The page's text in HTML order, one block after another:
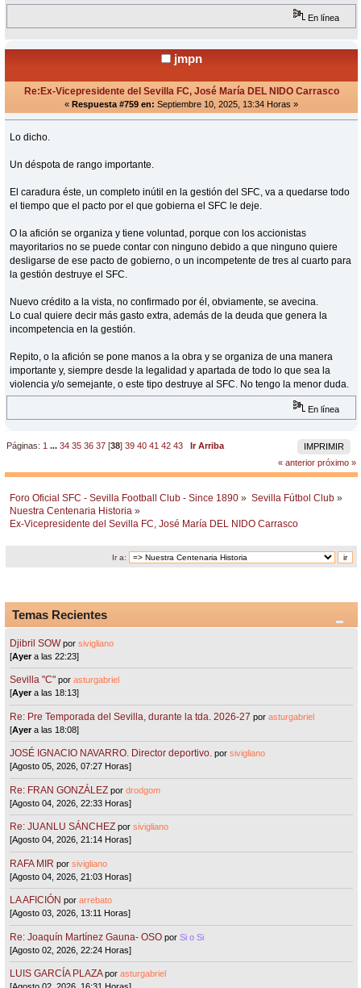
En línea
jmpn
Re:Ex-Vicepresidente del Sevilla FC, José María DEL NIDO Carrasco
« Respuesta #759 en: Septiembre 10, 2025, 13:34 Horas »
Lo dicho.
Un déspota de rango importante.
El caradura éste, un completo inútil en la gestión del SFC, va a quedarse todo
el tiempo que el pacto por el que gobierna el SFC le deje.
O la afición se organiza y tiene voluntad, porque con los accionistas
mayoritarios no se puede contar con ninguno debido a que ninguno quiere
desligarse de ese pacto de gobierno, o un incompetente de tres al cuarto para
la gestión destruye el SFC.
Nuevo crédito a la vista, no confirmado por él, obviamente, se avecina.
Lo cual quiere decir más gasto extra, además de la deuda que genera la
incompetencia en la gestión.
Repito, o la afición se pone manos a la obra y se organiza de una manera
importante y, siempre desde la legalidad y apartada de todo lo que sea la
violencia y/o semejante, o este tipo destruye al SFC. No tengo la menor duda.
En línea
IMPRIMIR
Páginas: 1 ...34 35 36 37 [38]39 40 41 42 43
Ir Arriba
« anterior próximo »
Foro Oficial SFC - Sevilla Football Club - Since 1890 » Sevilla Fútbol Club »
Nuestra Centenaria Historia »
Ex-Vicepresidente del Sevilla FC, José María DEL NIDO Carrasco
Ir a:
Temas Recientes
Djibril SOW porsivigliano
[Ayera las 22:23]
Sevilla "C"porasturgabriel
[Ayera las 18:13]
Re: Pre Temporada del Sevilla, durante la tda. 2026-27 porasturgabriel
[Ayera las 18:08]
JOSÉ IGNACIO NAVARRO. Director deportivo. porsivigliano
[Agosto 05, 2026, 07:27 Horas]
Re: FRAN GONZÁLEZ pordrodgom
[Agosto 04, 2026, 22:33 Horas]
Re: JUANLU SÁNCHEZ porsivigliano
[Agosto 04, 2026, 21:14 Horas]
RAFA MIR porsivigliano
[Agosto 04, 2026, 21:03 Horas]
LA AFICIÓN porarrebato
[Agosto 03, 2026, 13:11 Horas]
Re: Joaquín Martínez Gauna- OSO porSi o Si
[Agosto 02, 2026, 22:24 Horas]
LUIS GARCÍA PLAZA porasturgabriel